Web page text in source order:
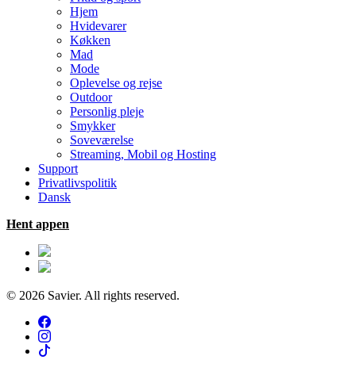
Hjem
Hvidevarer
Køkken
Mad
Mode
Oplevelse og rejse
Outdoor
Personlig pleje
Smykker
Soveværelse
Streaming, Mobil og Hosting
Support
Privatlivspolitik
Dansk
Hent appen
© 2026 Savier. All rights reserved.